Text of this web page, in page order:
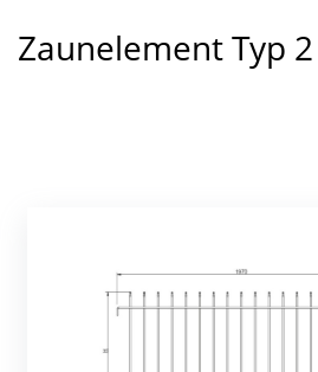
Inhalt
Zaunelement Typ 2